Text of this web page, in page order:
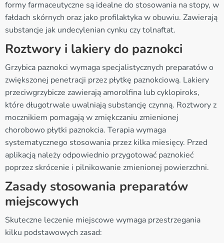
formy farmaceutyczne są idealne do stosowania na stopy, w
fałdach skórnych oraz jako profilaktyka w obuwiu. Zawierają
substancje jak undecylenian cynku czy tolnaftat.
Roztwory i lakiery do paznokci
Grzybica paznokci wymaga specjalistycznych preparatów o
zwiększonej penetracji przez płytkę paznokciową. Lakiery
przeciwgrzybicze zawierają amorolfina lub cyklopiroks,
które długotrwale uwalniają substancję czynną. Roztwory z
mocznikiem pomagają w zmiękczaniu zmienionej
chorobowo płytki paznokcia. Terapia wymaga
systematycznego stosowania przez kilka miesięcy. Przed
aplikacją należy odpowiednio przygotować paznokieć
poprzez skrócenie i pilnikowanie zmienionej powierzchni.
Zasady stosowania preparatów
miejscowych
Skuteczne leczenie miejscowe wymaga przestrzegania
kilku podstawowych zasad: